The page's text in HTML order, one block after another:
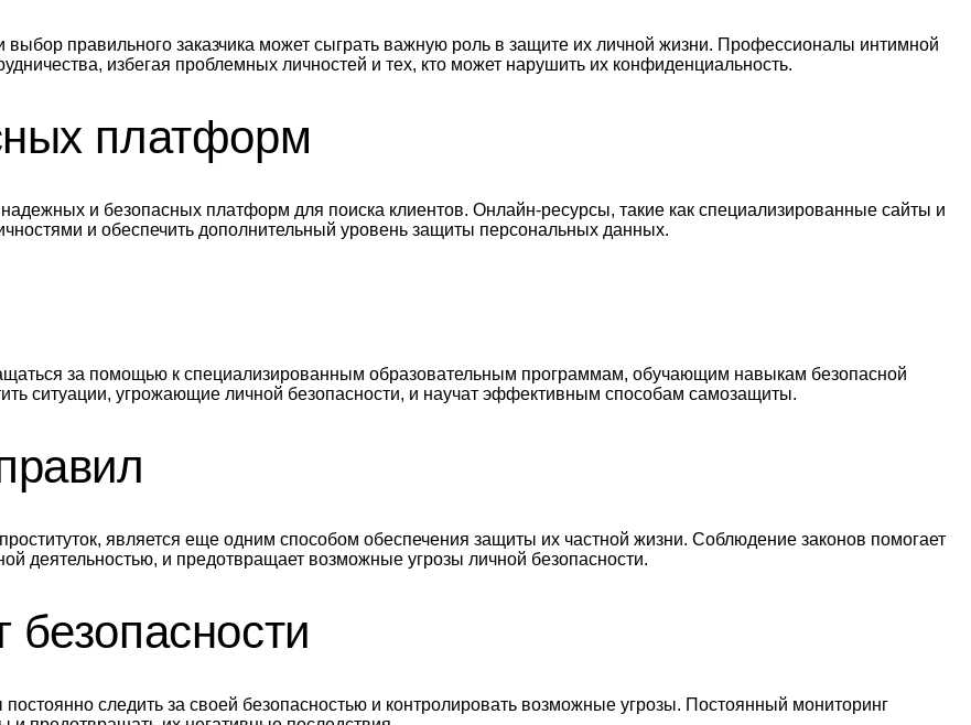
правильного заказчика может сыграть важную роль в защите их личной жизни. Профессионалы интимной
избегая проблемных личностей и тех, кто может нарушить их конфиденциальность.
платформ
и безопасных платформ для поиска клиентов. Онлайн-ресурсы, такие как специализированные сайты и
и обеспечить дополнительный уровень защиты персональных данных.
за помощью к специализированным образовательным программам, обучающим навыкам безопасной
ситуации, угрожающие личной безопасности, и научат эффективным способам самозащиты.
является еще одним способом обеспечения защиты их частной жизни. Соблюдение законов помогает
деятельностью, и предотвращает возможные угрозы личной безопасности.
следить за своей безопасностью и контролировать возможные угрозы. Постоянный мониторинг